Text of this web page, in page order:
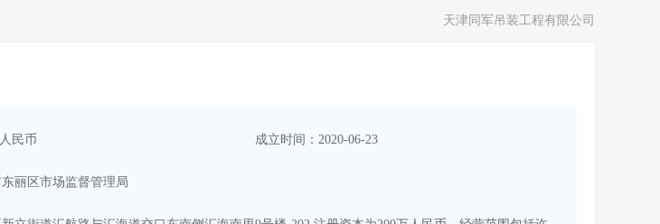
天津同军吊装工程有限公司
民币 成立时间：2020-06-23
丽区市场监督管理局